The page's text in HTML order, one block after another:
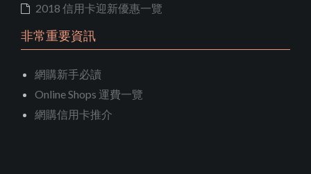
2018 信用卡迎新優惠一覽
非常重要資訊
網購新手必讀
Online Shops 運費一覽
網購信用卡推介